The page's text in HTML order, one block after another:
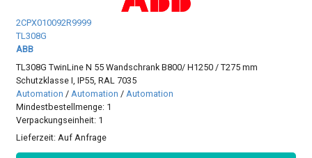
2CPX010092R9999
TL308G
ABB
TL308G TwinLine N 55 Wandschrank B800/ H1250 / T275 mm
Schutzklasse I, IP55, RAL 7035
Automation / Automation / Automation
Mindestbestellmenge: 1
Verpackungseinheit: 1
Lieferzeit: Auf Anfrage